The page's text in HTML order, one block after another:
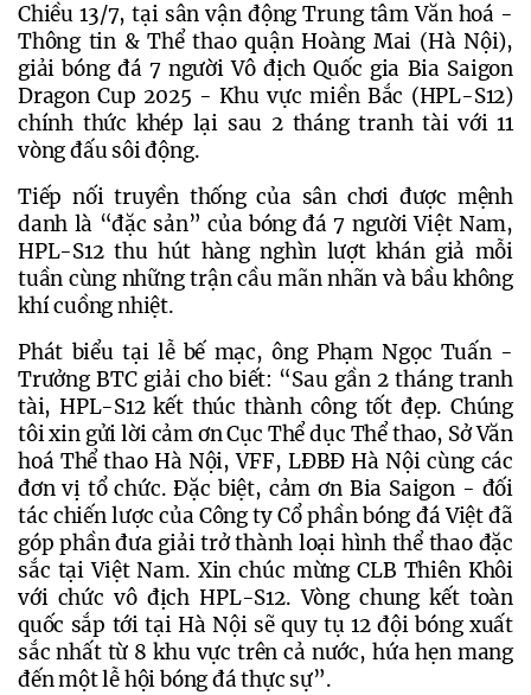
Chiều 13/7, tại sân vận động Trung tâm Văn hoá -
Thông tin & Thể thao quận Hoàng Mai (Hà Nội),
giải bóng đá 7 người Vô địch Quốc gia Bia Saigon
Dragon Cup 2025 - Khu vực miền Bắc (HPL-S12)
chính thức khép lại sau 2 tháng tranh tài với 11
vòng đấu sôi động.
Tiếp nối truyền thống của sân chơi được mệnh
danh là “đặc sản” của bóng đá 7 người Việt Nam,
HPL-S12 thu hút hàng nghìn lượt khán giả mỗi
tuần cùng những trận cầu mãn nhãn và bầu không
khí cuồng nhiệt.
Phát biểu tại lễ bế mạc, ông Phạm Ngọc Tuấn -
Trưởng BTC giải cho biết: “Sau gần 2 tháng tranh
tài, HPL-S12 kết thúc thành công tốt đẹp. Chúng
tôi xin gửi lời cảm ơn Cục Thể dục Thể thao, Sở Văn
hoá Thể thao Hà Nội, VFF, LĐBĐ Hà Nội cùng các
đơn vị tổ chức. Đặc biệt, cảm ơn Bia Saigon - đối
tác chiến lược của Công ty Cổ phần bóng đá Việt đã
góp phần đưa giải trở thành loại hình thể thao đặc
sắc tại Việt Nam. Xin chúc mừng CLB Thiên Khôi
với chức vô địch HPL-S12. Vòng chung kết toàn
quốc sắp tới tại Hà Nội sẽ quy tụ 12 đội bóng xuất
sắc nhất từ 8 khu vực trên cả nước, hứa hẹn mang
đến một lễ hội bóng đá thực sự”.